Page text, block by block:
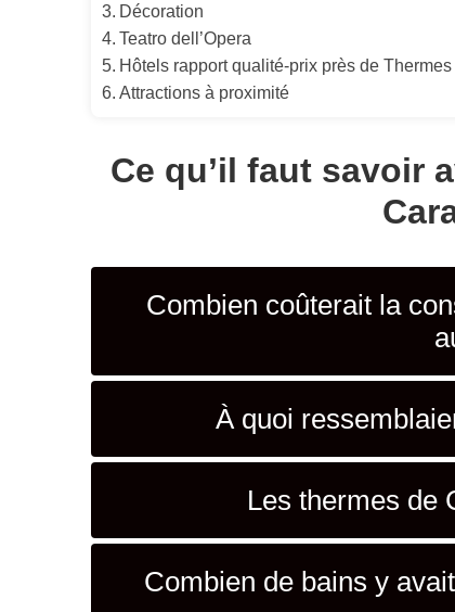
Décoration
Teatro dell’Opera
Hôtels rapport qualité-prix près de
Attractions à proximité
Ce qu’il faut savoir
Combien coûterait la
À quoi
Les thermes de
Combien de bains y